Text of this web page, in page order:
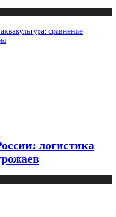
сравнение
логистика